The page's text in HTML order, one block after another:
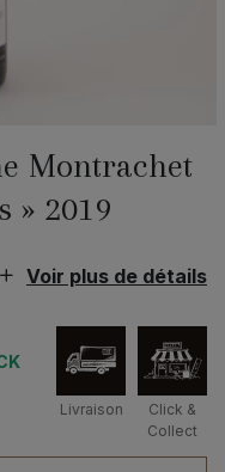
Montrachet
» 2019
Voir plus de détails
Livraison
Click &
Collect